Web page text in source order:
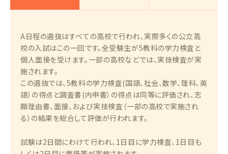
A日程の選抜はすべての高校で行われ、実際多くの公立高
校の入試はこの一回です。全受験生が5教科の学力検査と
個人面接を受けます。一部の高校などでは、実技検査が実
施されます。
この選抜では、5教科の学力検査(国語、社会、数学、理科、英
語）の得点と調査書(内申書）の得点は同等に評価され、志
願理由書、面接、および実技検査（一部の高校で実施され
る）の結果を総合して評価が行われます。
試験は2日間にわけて行われ、1日目に学力検査、1日目も